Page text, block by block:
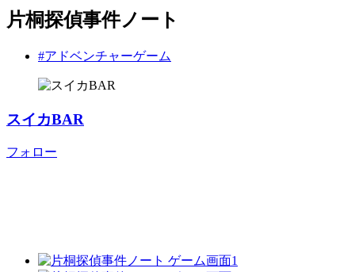
片桐探偵事件ノート
#アドベンチャーゲーム
スイカBAR
フォロー